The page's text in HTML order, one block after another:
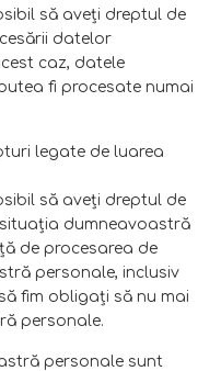
să aveţi dreptul de
datelor
caz, datele
fi procesate numai
legate de luarea
să aveţi dreptul de
dumneavoastră
de procesarea de
personale, inclusiv
fim obligaţi să nu mai
personale.
personale sunt